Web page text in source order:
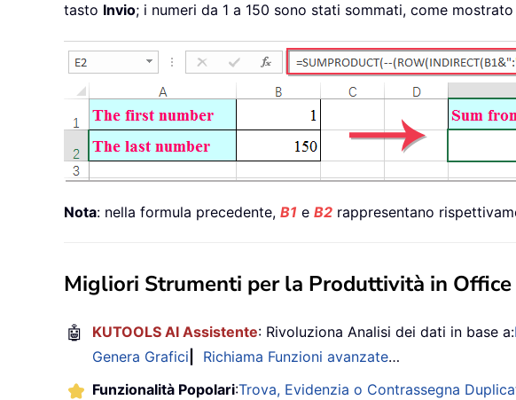
tasto Invio; i numeri da 1 a 150 sono stati sommati, come mostrato
Nota: nella formula precedente, B1 e B2 rappresentano
Migliori Strumenti per la Produttività in Office
🤖 KUTOOLS AI Assistente: Rivoluziona Analisi dei dati in base a:
Genera Grafici
Richiama Funzioni avanzate…
Funzionalità Popolari:Trova, Evidenzia o Contrassegna